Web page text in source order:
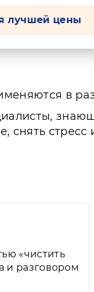
лучшей цены
в
снять
«чистить
и разговором